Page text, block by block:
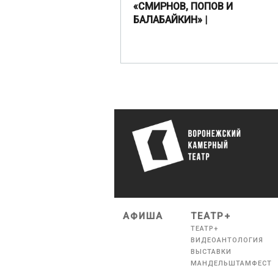
«СМИРНОВ, ПОПОВ И
БАЛАБАЙКИН» |
АФИША ТЕАТР+
ТЕАТР+
ВИДЕОАНТОЛОГИЯ
ВЫСТАВКИ
МАНДЕЛЬШТАМФЕСТ